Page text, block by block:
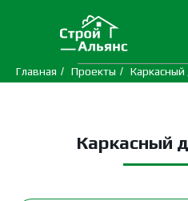
Главная / Проекты /
Каркасный